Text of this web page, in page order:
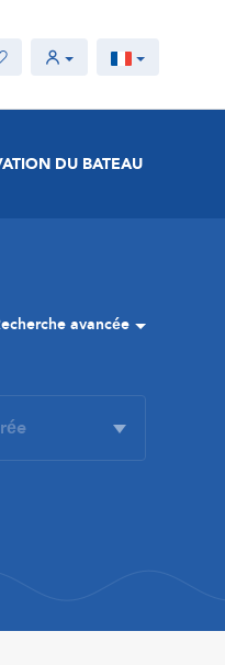
DU BATEAU
avancée